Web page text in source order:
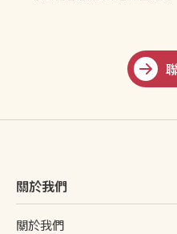
關於我們
關於我們